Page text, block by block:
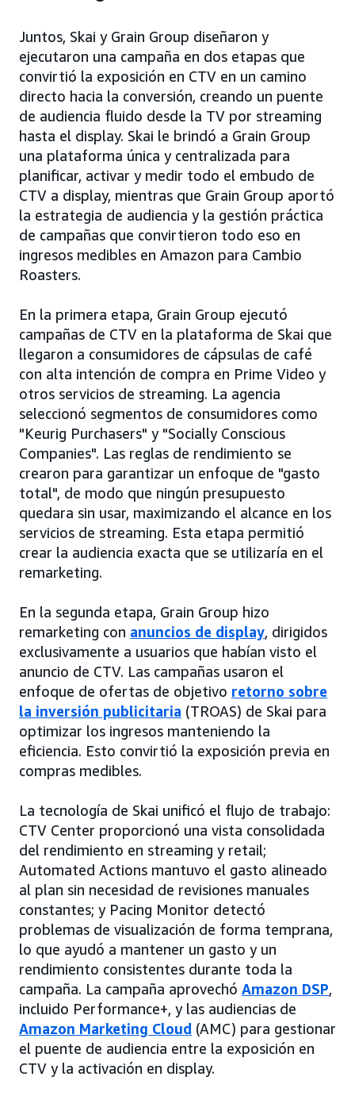
Juntos, Skai y Grain Group diseñaron y
ejecutaron una campaña en dos etapas que
convirtió la exposición en CTV en un camino
directo hacia la conversión, creando un puente
de audiencia fluido desde la TV por streaming
hasta el display. Skai le brindó a Grain Group
una plataforma única y centralizada para
planificar, activar y medir todo el embudo de
CTV a display, mientras que Grain Group aportó
la estrategia de audiencia y la gestión práctica
de campañas que convirtieron todo eso en
ingresos medibles en Amazon para Cambio
Roasters.
En la primera etapa, Grain Group ejecutó
campañas de CTV en la plataforma de Skai que
llegaron a consumidores de cápsulas de café
con alta intención de compra en Prime Video y
otros servicios de streaming. La agencia
seleccionó segmentos de consumidores como
"Keurig Purchasers" y "Socially Conscious
Companies". Las reglas de rendimiento se
crearon para garantizar un enfoque de "gasto
total", de modo que ningún presupuesto
quedara sin usar, maximizando el alcance en los
servicios de streaming. Esta etapa permitió
crear la audiencia exacta que se utilizaría en el
remarketing.
En la segunda etapa, Grain Group hizo
remarketing con anuncios de display, dirigidos
exclusivamente a usuarios que habían visto el
anuncio de CTV. Las campañas usaron el
enfoque de ofertas de objetivo retorno sobre
la inversión publicitaria (TROAS) de Skai para
optimizar los ingresos manteniendo la
eficiencia. Esto convirtió la exposición previa en
compras medibles.
La tecnología de Skai unificó el flujo de trabajo:
CTV Center proporcionó una vista consolidada
del rendimiento en streaming y retail;
Automated Actions mantuvo el gasto alineado
al plan sin necesidad de revisiones manuales
constantes; y Pacing Monitor detectó
problemas de visualización de forma temprana,
lo que ayudó a mantener un gasto y un
rendimiento consistentes durante toda la
campaña. La campaña aprovechó Amazon DSP,
incluido Performance+, y las audiencias de
Amazon Marketing Cloud (AMC) para gestionar
el puente de audiencia entre la exposición en
CTV y la activación en display.